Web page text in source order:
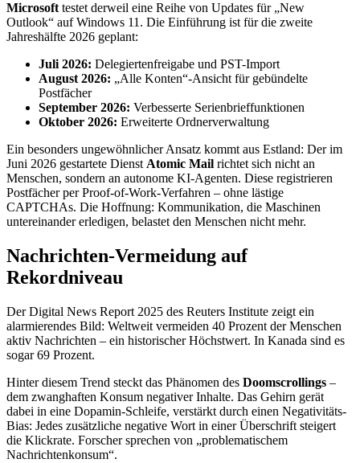
Microsoft testet derweil eine Reihe von Updates für „New
Outlook“ auf Windows 11. Die Einführung ist für die zweite
Jahreshälfte 2026 geplant:
Juli 2026: Delegiertenfreigabe und PST-Import
August 2026: „Alle Konten“-Ansicht für gebündelte
Postfächer
September 2026: Verbesserte Serienbrieffunktionen
Oktober 2026: Erweiterte Ordnerverwaltung
Ein besonders ungewöhnlicher Ansatz kommt aus Estland: Der im
Juni 2026 gestartete Dienst Atomic Mail richtet sich nicht an
Menschen, sondern an autonome KI-Agenten. Diese registrieren
Postfächer per Proof-of-Work-Verfahren – ohne lästige
CAPTCHAs. Die Hoffnung: Kommunikation, die Maschinen
untereinander erledigen, belastet den Menschen nicht mehr.
Nachrichten-Vermeidung auf
Rekordniveau
Der Digital News Report 2025 des Reuters Institute zeigt ein
alarmierendes Bild: Weltweit vermeiden 40 Prozent der Menschen
aktiv Nachrichten – ein historischer Höchstwert. In Kanada sind es
sogar 69 Prozent.
Hinter diesem Trend steckt das Phänomen des Doomscrollings –
dem zwanghaften Konsum negativer Inhalte. Das Gehirn gerät
dabei in eine Dopamin-Schleife, verstärkt durch einen Negativitäts-
Bias: Jedes zusätzliche negative Wort in einer Überschrift steigert
die Klickrate. Forscher sprechen von „problematischem
Nachrichtenkonsum“.